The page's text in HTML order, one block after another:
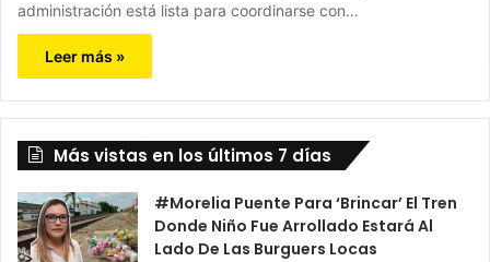
administración está lista para coordinarse con…
Leer más »
Más vistas en los últimos 7 días
#Morelia Puente Para ‘Brincar’ El Tren
Donde Niño Fue Arrollado Estará Al
Lado De Las Burguers Locas